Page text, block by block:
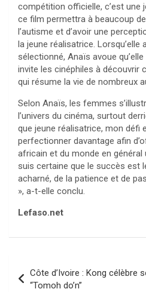
compétition officielle, c’est une
ce film permettra à beaucoup
l’autisme et d’avoir une
la jeune réalisatrice. Lorsqu’elle
sélectionné, Anaïs avoue
invite les cinéphiles à découvrir
qui résume la vie de nombreux
Selon Anaïs, les femmes
l’univers du cinéma, surtout
que jeune réalisatrice, mon défi
perfectionner davantage afin
africain et du monde en général
suis certaine que le succès est
acharné, de la patience et de
», a-t-elle conclu.
Lefaso.net
de
Côte d’Ivoire : Kong célèbre
“Tomoh do’n”